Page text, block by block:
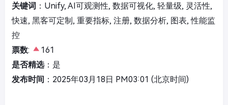
关键词 ：Unify, AI可观测性, 数据可视化, 轻量级, 灵活性,
快速, 黑客可定制, 重要指标, 注册, 数据分析, 图表, 性能监
控
票数:
161
是否精选：是
发布时间 ：2025年03月18日 PM03:01 (北京时间)